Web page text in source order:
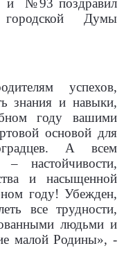
городской Думы
успехов,
знания и навыки,
году вашими
основой для
А всем
настойчивости,
и насыщенной
году! Убежден,
все трудности,
людьми и
малой Родины», -